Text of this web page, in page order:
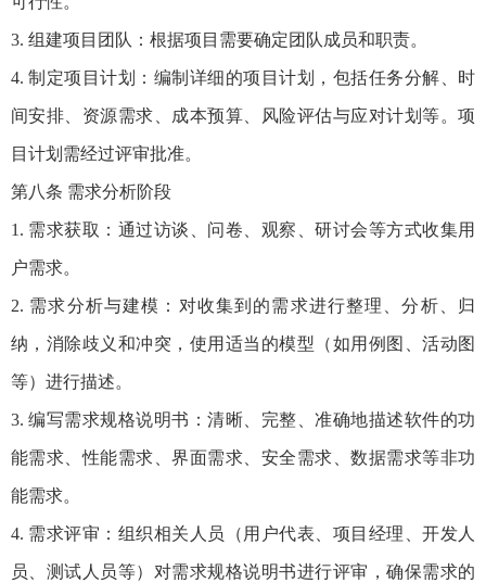
3. 组建项目团队：根据项目需要确定团队成员和职责。
4. 制定项目计划：编制详细的项目计划，包括任务分解、时
间安排、资源需求、成本预算、风险评估与应对计划等。项
目计划需经过评审批准。
第八条 需求分析阶段
1. 需求获取：通过访谈、问卷、观察、研讨会等方式收集用
户需求。
2. 需求分析与建模：对收集到的需求进行整理、分析、归
纳，消除歧义和冲突，使用适当的模型（如用例图、活动图
等）进行描述。
3. 编写需求规格说明书：清晰、完整、准确地描述软件的功
能需求、性能需求、界面需求、安全需求、数据需求等非功
能需求。
4. 需求评审：组织相关人员（用户代表、项目经理、开发人
员、测试人员等）对需求规格说明书进行评审，确保需求的